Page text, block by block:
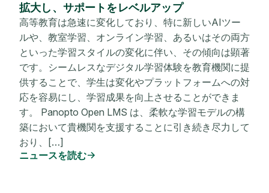
拡大し、サポートをレベルアップ
高等教育は急速に変化しており、特に新しいAIツー
ルや、教室学習、オンライン学習、あるいはその両方
といった学習スタイルの変化に伴い、その傾向は顕著
です。シームレスなデジタル学習体験を教育機関に提
供することで、学生は変化やプラットフォームへの対
応を容易にし、学習成果を向上させることができま
す。 Panopto Open LMS は、柔軟な学習モデルの構
築において貴機関を支援することに引き続き尽力して
おり、[…]
ニュースを読む